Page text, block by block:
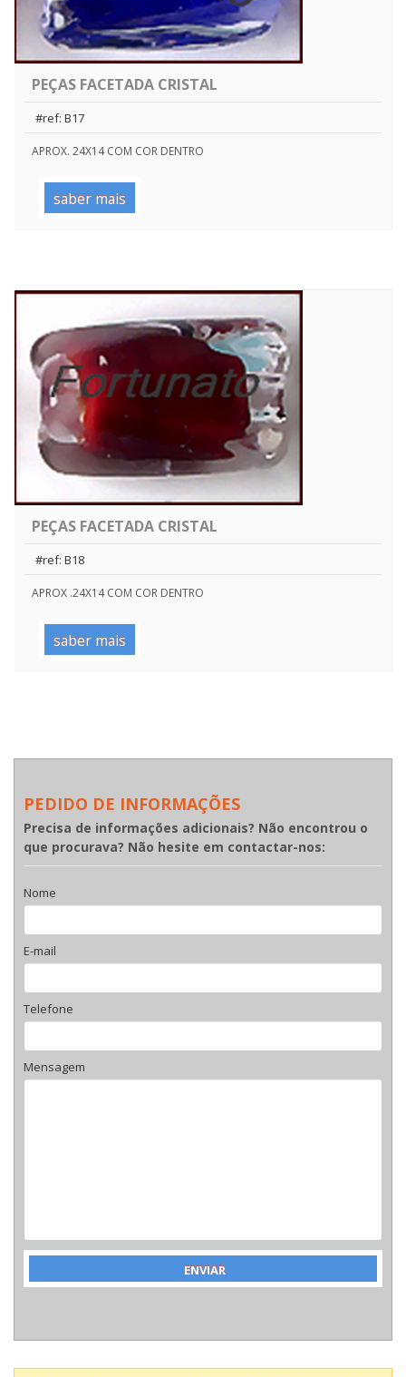
PEÇAS FACETADA CRISTAL
#ref: B17
APROX. 24X14 COM COR DENTRO
saber mais
PEÇAS FACETADA CRISTAL
#ref: B18
APROX .24X14 COM COR DENTRO
saber mais
PEDIDO DE INFORMAÇÕES
Precisa de informações adicionais? Não encontrou o
que procurava? Não hesite em contactar-nos:
Nome
E-mail
Telefone
Mensagem